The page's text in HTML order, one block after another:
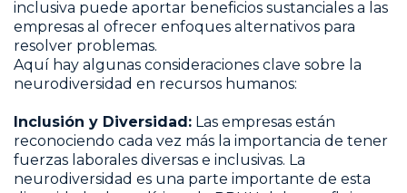
inclusiva puede aportar beneficios sustanciales a las
empresas al ofrecer enfoques alternativos para
resolver problemas.
Aquí hay algunas consideraciones clave sobre la
neurodiversidad en recursos humanos:
Inclusión y Diversidad: Las empresas están
reconociendo cada vez más la importancia de tener
fuerzas laborales diversas e inclusivas. La
neurodiversidad es una parte importante de esta